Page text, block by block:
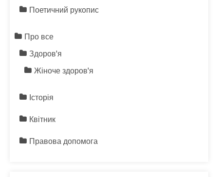
Поетичний рукопис
Про все
Здоров'я
Жіноче здоров'я
Історія
Квітник
Правова допомога